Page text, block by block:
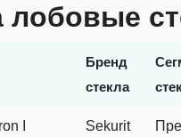
лобовые
Бренд
стекла
I
Sekurit